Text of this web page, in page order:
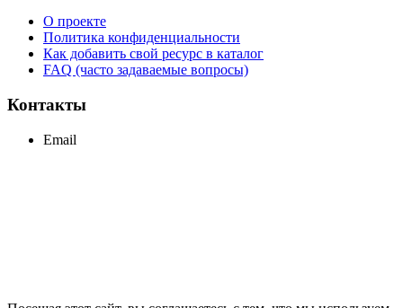
О проекте
Политика конфиденциальности
Как добавить свой ресурс в каталог
FAQ (часто задаваемые вопросы)
Контакты
Email